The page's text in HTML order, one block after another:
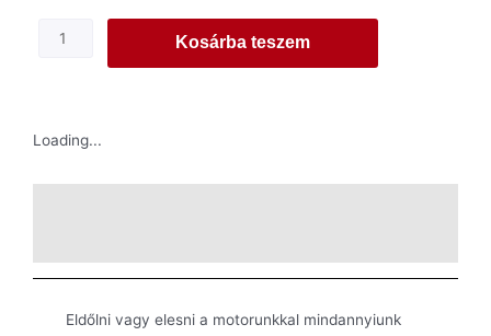
Kosárba teszem
Loading...
Eldőlni vagy elesni a motorunkkal mindannyiunk